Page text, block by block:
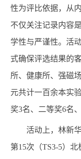
性为评比依据，从
不仅关注记录内容
学性与严谨性。活
式确保评选结果的
所、健康所、强磁
元共计一百余本实
奖3名、二等奖6名
活动上，林新
第15次（TS3-5）北